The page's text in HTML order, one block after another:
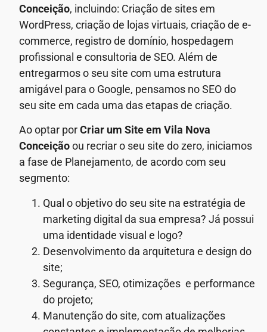
Conceição, incluindo: Criação de sites em
WordPress, criação de lojas virtuais, criação de e-
commerce, registro de domínio, hospedagem
profissional e consultoria de SEO. Além de
entregarmos o seu site com uma estrutura
amigável para o Google, pensamos no SEO do
seu site em cada uma das etapas de criação.
Ao optar porCriar um Site em Vila Nova
Conceiçãoou recriar o seu site do zero, iniciamos
a fase de Planejamento, de acordo com seu
segmento:
Qual o objetivo do seu site na estratégia de
marketing digital da sua empresa? Já possui
uma identidade visual e logo?
Desenvolvimento da arquitetura e design do
site;
Segurança, SEO, otimizações e performance
do projeto;
Manutenção do site, com atualizações